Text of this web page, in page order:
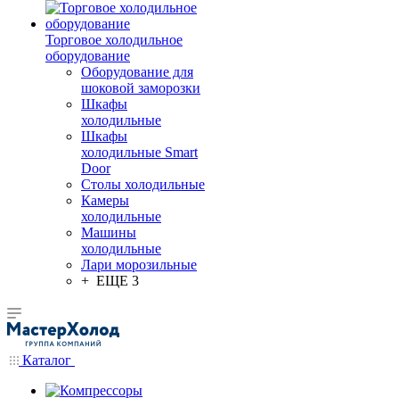
Торговое холодильное
оборудование
Оборудование для
шоковой заморозки
Шкафы
холодильные
Шкафы
холодильные Smart
Door
Столы холодильные
Камеры
холодильные
Машины
холодильные
Лари морозильные
+ ЕЩЕ 3
Каталог